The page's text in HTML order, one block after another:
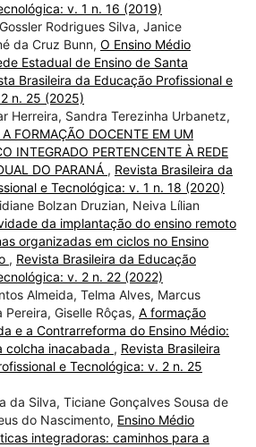
v. 1 n. 16 (2019)
Rodrigues Silva, Janice
da Cruz Bunn, O Ensino Médio
Estadual de Ensino de Santa
Brasileira da Educação Profissional e
n. 25 (2025)
Herreira, Sandra Terezinha Urbanetz,
FORMAÇÃO DOCENTE EM UM
INTEGRADO PERTENCENTE À REDE
DO PARANÁ , Revista Brasileira da
e Tecnológica: v. 1 n. 18 (2020)
Bolzan Druzian, Neiva Lílian
da implantação do ensino remoto
organizadas em ciclos no Ensino
, Revista Brasileira da Educação
v. 2 n. 22 (2022)
Almeida, Telma Alves, Marcus
Pereira, Giselle Rôças, A formação
e a Contrarreforma do Ensino Médio:
colcha inacabada , Revista Brasileira
e Tecnológica: v. 2 n. 25
da Silva, Ticiane Gonçalves Sousa de
do Nascimento, Ensino Médio
integradoras: caminhos para a